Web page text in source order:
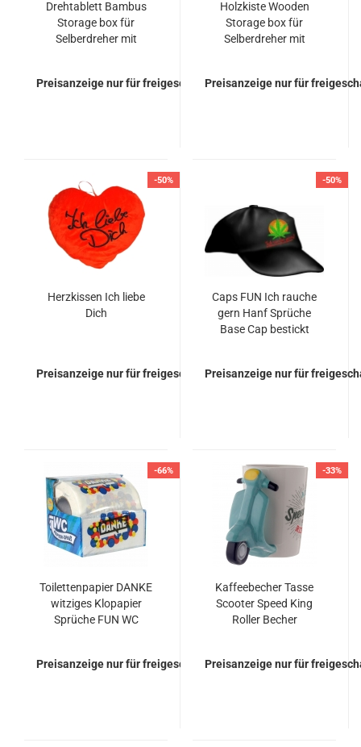
Drehtablett Bambus
Storage box für
Selberdreher mit
Preisanzeige nur für freigeschaltete Kunden
Holzkiste Wooden
Storage box für
Selberdreher mit
Preisanzeige nur für
-50%
Herzkissen Ich liebe
Dich
Preisanzeige nur für freigeschaltete Kunden
-50%
Caps FUN Ich rauche
gern Hanf Sprüche
Base Cap bestickt
Preisanzeige nur für
-66%
Toilettenpapier DANKE
witziges Klopapier
Sprüche FUN WC
Preisanzeige nur für freigeschaltete Kunden
-33%
Kaffeebecher Tasse
Scooter Speed King
Roller Becher
Preisanzeige nur für